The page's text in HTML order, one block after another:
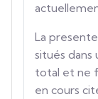
La
situés dans
total et ne
en cours